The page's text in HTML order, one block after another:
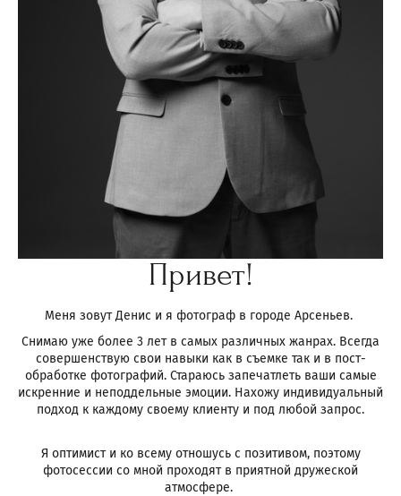
Привет!
Меня зовут Денис и я фотограф в городе Арсеньев.
Снимаю уже более 3 лет в самых различных жанрах. Всегда
совершенствую свои навыки как в съемке так и в пост-
обработке фотографий. Стараюсь запечатлеть ваши самые
искренние и неподдельные эмоции. Нахожу индивидуальный
подход к каждому своему клиенту и под любой запрос.
Я оптимист и ко всему отношусь с позитивом, поэтому
фотосессии со мной проходят в приятной дружеской
атмосфере.